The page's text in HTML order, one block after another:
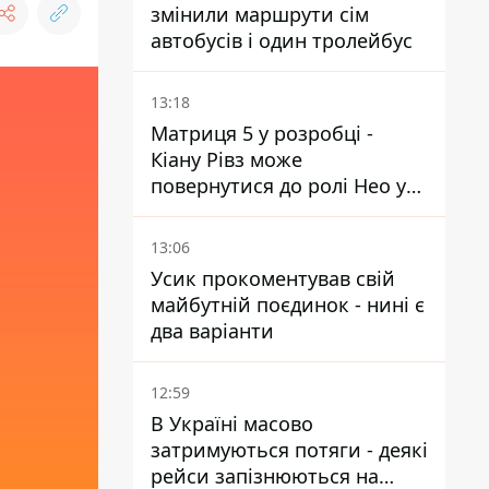
змінили маршрути сім
автобусів і один тролейбус
13:18
Матриця 5 у розробці -
Кіану Рівз може
повернутися до ролі Нео у
п'ятій частині
13:06
Усик прокоментував свій
майбутній поєдинок - нині є
два варіанти
12:59
В Україні масово
затримуються потяги - деякі
рейси запізнюються на